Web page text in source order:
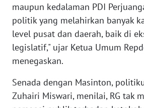
maupun kedalaman PDI
politik yang melahirkan banyak
level pusat dan daerah, baik di
legislatif," ujar Ketua Umum
menegaskan.
Senada dengan Masinton,
Zuhairi Miswari, menilai, RG tak
WN
SUMUT
WN
JAKARTA
WN
JABAR